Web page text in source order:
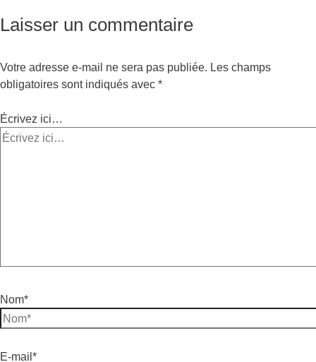
Laisser un commentaire
Votre adresse e-mail ne sera pas publiée. Les champs
obligatoires sont indiqués avec *
Écrivez ici…
Nom*
E-mail*